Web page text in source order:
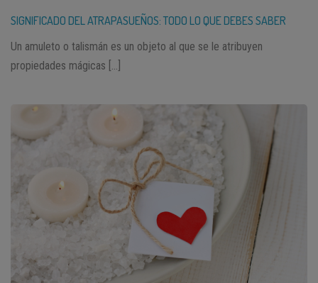
SIGNIFICADO DEL ATRAPASUEÑOS: TODO LO QUE DEBES SABER
Un amuleto o talismán es un objeto al que se le atribuyen
propiedades mágicas […]